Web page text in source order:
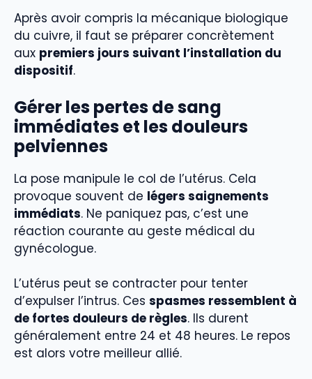
Après avoir compris la mécanique biologique
du cuivre, il faut se préparer concrètement
aux premiers jours suivant l’installation du
dispositif.
Gérer les pertes de sang
immédiates et les douleurs
pelviennes
La pose manipule le col de l’utérus. Cela
provoque souvent de légers saignements
immédiats. Ne paniquez pas, c’est une
réaction courante au geste médical du
gynécologue.
L’utérus peut se contracter pour tenter
d’expulser l’intrus. Ces spasmes ressemblent à
de fortes douleurs de règles. Ils durent
généralement entre 24 et 48 heures. Le repos
est alors votre meilleur allié.